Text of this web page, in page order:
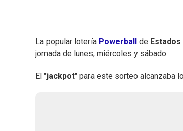
La popular lotería Powerball de
jornada de lunes, miércoles y sábado.
El "jackpot" para este sorteo alcanzaba